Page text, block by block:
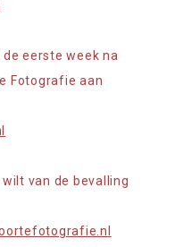
eerste week na
Fotografie aan
van de bevalling